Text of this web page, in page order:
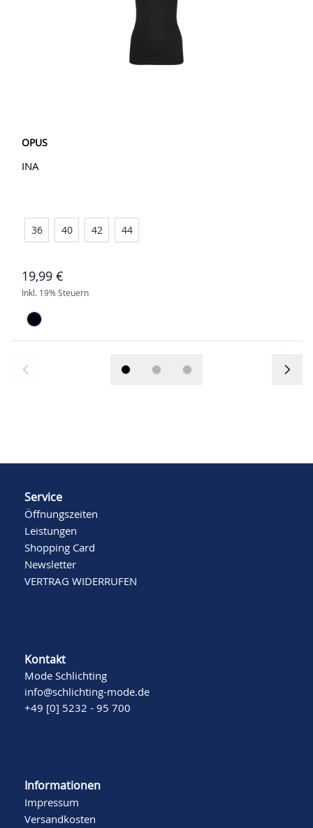
OPUS
INA
36 40 42 44
19,99 €
Inkl. 19% Steuern
Service
Öffnungszeiten
Leistungen
Shopping Card
Newsletter
VERTRAG WIDERRUFEN
Kontakt
Mode Schlichting
info@schlichting-mode.de
+49 [0] 5232 - 95 700
Informationen
Impressum
Versandkosten